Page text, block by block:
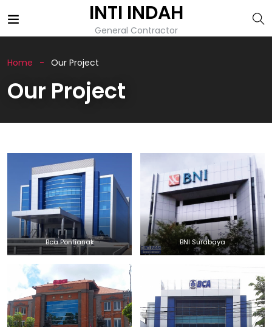
INTI INDAH
General Contractor
Home Our Project
Our Project
Bca Pontianak BNI Surabaya